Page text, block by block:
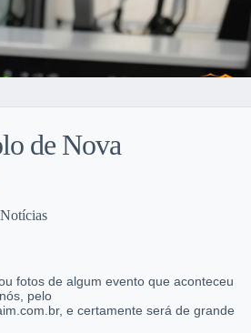
de Nova
Notícias
fotos de algum evento que aconteceu
pelo
e certamente será de grande